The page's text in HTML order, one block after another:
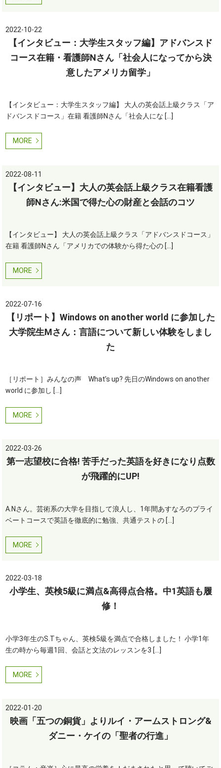
2022-10-22
【インタビュー：大学生スタッフ編】アドバンスド
コース在籍・看護師Nさん「社会人になってから決
意したアメリカ留学」
【インタビュー：大学生スタッフ編】 大人の英会話上級クラス「ア
ドバンスドコース」在籍 看護師Nさん「社会人にな […]
MORE
2022-08-11
【インタビュー】大人の英会話上級クラス在籍看護
師Nさん:米国で得た心の財産と会話のコツ
【インタビュー】 大人の英会話上級クラス「アドバンスドコース」
在籍 看護師Nさん「アメリカでの体験から得た心の […]
MORE
2022-07-16
【リポート】Windows on another world に参加した
大学院生Mさん：言語について新しい体験をしまし
た
［リポート］みんなの声 What’s up? 先日のWindows on another
world に参加し […]
MORE
2022-03-26
第一志望校に合格! 苦手だった英語を好きになり点数
が飛躍的にUP!
A.Nさん。芸術系の大学を目指して浪人し、1年間あすなろのプライ
ベートコースで英語を徹底的に勉強、共通テストの […]
MORE
2022-03-18
小学生、英検5級に満点&高得点合格。中1英語も履
修！
小学3年生のS.Tちゃん、英検5級を満点で合格しました！ 小学1年
生の時から毎週1回、会話と文法のレッスンを3 […]
MORE
2022-01-20
映画「五つの銅貨」よりルイ・アームストロング&
ダニー・ケイの「聖者の行進」